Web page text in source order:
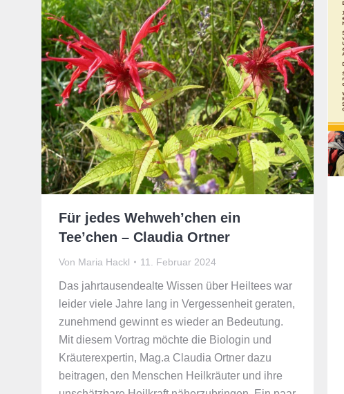
Für jedes Wehweh’chen ein
Tee’chen – Claudia Ortner
Von Maria Hackl 11. Februar 2024
Das jahrtausendealte Wissen über Heiltees war
leider viele Jahre lang in Vergessenheit geraten,
zunehmend gewinnt es wieder an Bedeutung.
Mit diesem Vortrag möchte die Biologin und
Kräuterexpertin, Mag.a Claudia Ortner dazu
beitragen, den Menschen Heilkräuter und ihre